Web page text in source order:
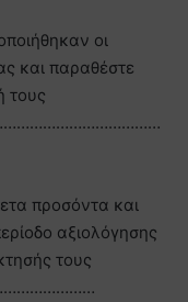
οι
και παραθέστε
τους
προσόντα και
αξιολόγησης
τους